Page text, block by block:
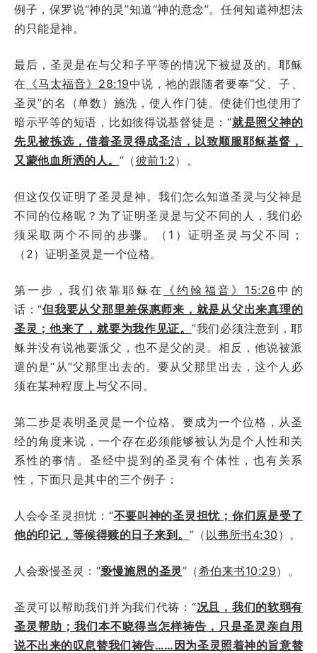
例子，保罗说“神的灵”知道“神的意念”。任何知道神想法
的只能是神。
最后，圣灵是在与父和子平等的情况下被提及的。耶稣
在 《马太福音》28:19中说，祂的跟随者要奉“父、子、
圣灵”的名（单数）施洗，使人作门徒。使徒们也使用了
暗示平等的短语，比如彼得说基督徒是：“就是照父神的
先见被拣选，借着圣灵得成圣洁，以致顺服耶稣基督，
又蒙他血所洒的人。 ”（彼前1:2）。
但这仅仅证明了圣灵是神。我们怎么知道圣灵与父神是
不同的位格呢？为了证明圣灵是与父不同的人，我们必
须采取两个不同的步骤。（1）证明圣灵与父不同；
（2）证明圣灵是一个位格。
第一步，我们依靠耶稣在 《约翰福音》15:26 中的
话：“但我要从父那里差保惠师来，就是从父出来真理的
圣灵；他来了，就要为我作见证。 ”我们必须注意到，耶
稣并没有说祂要派父，也不是父的灵。相反，他说被派
遣的是“从”父那里出去的。要从父那里出去，这个人必
须在某种程度上与父不同。
第二步是表明圣灵是一个位格。要成为一个位格，从圣
经的角度来说，一个存在必须能够被认为是个人性和关
系性的事情。圣经中提到的圣灵有个体性，也有关系
性，下面只是其中的三个例子：
人会令圣灵担忧：“不要叫神的圣灵担忧；你们原是受了
他的印记，等候得赎的日子来到。 ”（ 以弗所书4:30 ）。
人会亵慢圣灵：“亵慢施恩的圣灵”（希伯来书10:29）。
圣灵可以帮助我们并为我们代祷：“况且，我们的软弱有
圣灵帮助；我们本不晓得当怎样祷告，只是圣灵亲自用
说不出来的叹息替我们祷告……因为圣灵照着神的旨意替